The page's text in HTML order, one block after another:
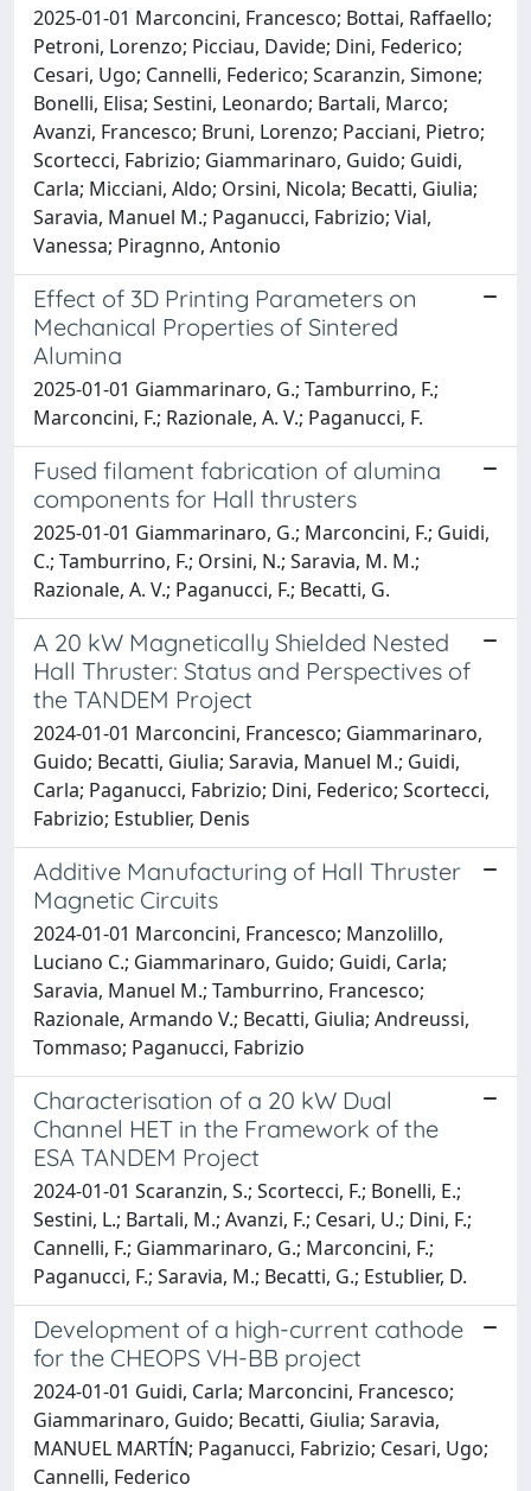
2025-01-01 Marconcini, Francesco; Bottai, Raffaello;
Petroni, Lorenzo; Picciau, Davide; Dini, Federico;
Cesari, Ugo; Cannelli, Federico; Scaranzin, Simone;
Bonelli, Elisa; Sestini, Leonardo; Bartali, Marco;
Avanzi, Francesco; Bruni, Lorenzo; Pacciani, Pietro;
Scortecci, Fabrizio; Giammarinaro, Guido; Guidi,
Carla; Micciani, Aldo; Orsini, Nicola; Becatti, Giulia;
Saravia, Manuel M.; Paganucci, Fabrizio; Vial,
Vanessa; Piragnno, Antonio
Effect of 3D Printing Parameters on
Mechanical Properties of Sintered
Alumina
2025-01-01 Giammarinaro, G.; Tamburrino, F.;
Marconcini, F.; Razionale, A. V.; Paganucci, F.
Fused filament fabrication of alumina
components for Hall thrusters
2025-01-01 Giammarinaro, G.; Marconcini, F.; Guidi,
C.; Tamburrino, F.; Orsini, N.; Saravia, M. M.;
Razionale, A. V.; Paganucci, F.; Becatti, G.
A 20 kW Magnetically Shielded Nested
Hall Thruster: Status and Perspectives of
the TANDEM Project
2024-01-01 Marconcini, Francesco; Giammarinaro,
Guido; Becatti, Giulia; Saravia, Manuel M.; Guidi,
Carla; Paganucci, Fabrizio; Dini, Federico; Scortecci,
Fabrizio; Estublier, Denis
Additive Manufacturing of Hall Thruster
Magnetic Circuits
2024-01-01 Marconcini, Francesco; Manzolillo,
Luciano C.; Giammarinaro, Guido; Guidi, Carla;
Saravia, Manuel M.; Tamburrino, Francesco;
Razionale, Armando V.; Becatti, Giulia; Andreussi,
Tommaso; Paganucci, Fabrizio
Characterisation of a 20 kW Dual
Channel HET in the Framework of the
ESA TANDEM Project
2024-01-01 Scaranzin, S.; Scortecci, F.; Bonelli, E.;
Sestini, L.; Bartali, M.; Avanzi, F.; Cesari, U.; Dini, F.;
Cannelli, F.; Giammarinaro, G.; Marconcini, F.;
Paganucci, F.; Saravia, M.; Becatti, G.; Estublier, D.
Development of a high-current cathode
for the CHEOPS VH-BB project
2024-01-01 Guidi, Carla; Marconcini, Francesco;
Giammarinaro, Guido; Becatti, Giulia; Saravia,
MANUEL MARTÍN; Paganucci, Fabrizio; Cesari, Ugo;
Cannelli, Federico